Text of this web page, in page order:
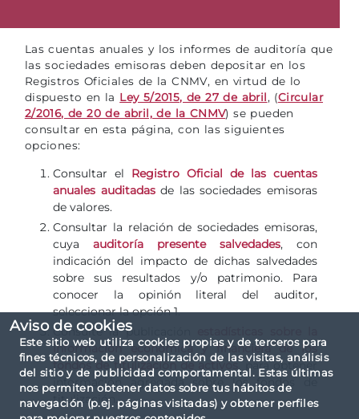
Aviso de cookies
Este sitio web utiliza cookies propias y de terceros para
fines técnicos, de personalización de las visitas, análisis
del sitio y de publicidad comportamental. Estas últimas
nos permiten obtener datos sobre tus hábitos de
navegación (p.ej. páginas visitadas) y obtener perfiles
Las cuentas anuales y los informes de auditoría que
las sociedades emisoras deben depositar en los
Registros Oficiales de la CNMV, en virtud de lo
dispuesto en la Ley 5/2015, de 27 de abril, (Circular
2/2016, de 20 de abril, de la CNMV) se pueden
consultar en esta página, con las siguientes
opciones:
Consultar el Registro Oficial de las cuentas
anuales auditadasde las sociedades emisoras
de valores.
Consultar la relación de sociedades emisoras,
cuya auditoría presente salvedades, con
indicación del impacto de dichas salvedades
sobre sus resultados y/o patrimonio. Para
conocer la opinión literal del auditor,
seleccionar la opción 1.
Consulte la publicación
información económica y financiera de los
fondos de titulización de activos, para obtener
información agregada sobre los fondos de
titulización.